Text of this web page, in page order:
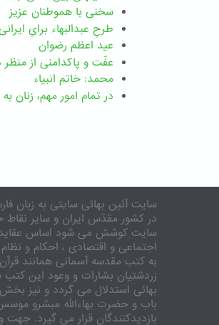
سخنی با هموطنان عزیز
طرحِ عبدالبهاء برایِ
عید اعظم رضوان
عفّت و پاکدامنی از منظر
محمد: خاتم انبیاء
در تمام امور مهم،‌ زنان
سایت آئین بهائی سایتی به زبان
در کشور مقدّس ایران و سایر نقاط
سایت کوشش می شود اساس عقاید و
اجتماعی و اقتصادی ، احکام و
به کتب مقدسه آسمانی همانند
زردشتیان بشارات و وعود این
بهائی استدلال می گردد و نیز
باب و حضرت بهاءالله مبشرو
بازدیدکنندگان قرار می گیرد.